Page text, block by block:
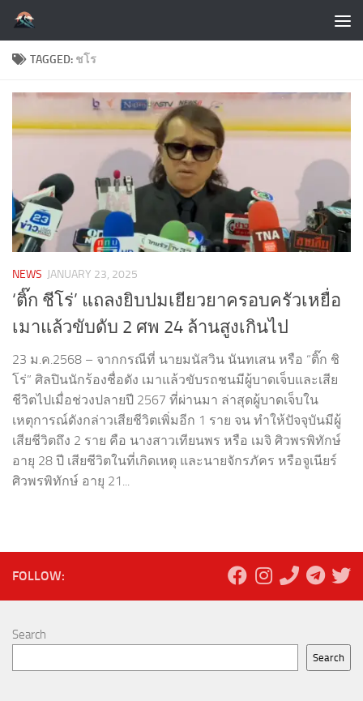
Skip to content
TAGGED: ชโร
NEWS JANUARY 23, 2025
‘ติ๊ก ชีโร่’ แถลงยิบปมเยียวยาครอบครัวเหยื่อ
เมาแล้วขับดับ 2 ศพ 24 ล้านสูงเกินไป
23 ม.ค.2568 – จากกรณีที่ นายมนัสวิน นันทเสน หรือ “ติ๊ก ชิ
โร่” ศิลปินนักร้องชื่อดัง เมาแล้วขับรถชนมีผู้บาดเจ็บและเสีย
ชีวิตไปเมื่อช่วงปลายปี 2567 ที่ผ่านมา ล่าสุดผู้บาดเจ็บใน
เหตุการณ์ดังกล่าวเสียชีวิตเพิ่มอีก 1 ราย จน ทำให้ปัจจุบันมีผู้
เสียชีวิตถึง 2 ราย คือ นางสาวเทียนพร หรือ เมจิ ศิวพรพิทักษ์
อายุ 28 ปี เสียชีวิตในที่เกิดเหตุ และนายจักรภัคร หรือจูเนียร์
ศิวพรพิทักษ์ อายุ 21...
FOLLOW:
Search
Search